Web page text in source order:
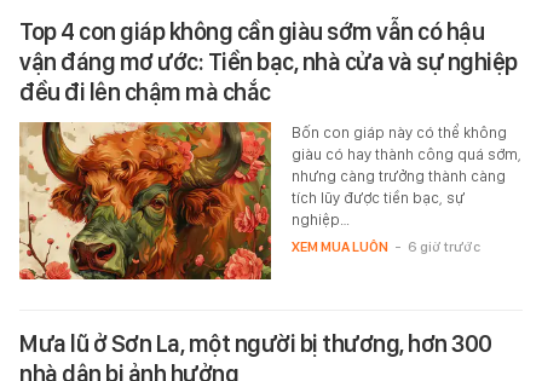
Top 4 con giáp không cần giàu sớm vẫn có hậu
vận đáng mơ ước: Tiền bạc, nhà cửa và sự nghiệp
đều đi lên chậm mà chắc
Bốn con giáp này có thể không
giàu có hay thành công quá sớm,
nhưng càng trưởng thành càng
tích lũy được tiền bạc, sự
nghiệp…
XEM MUA LUÔN - 6 giờ trước
Mưa lũ ở Sơn La, một người bị thương, hơn 300
nhà dân bị ảnh hưởng